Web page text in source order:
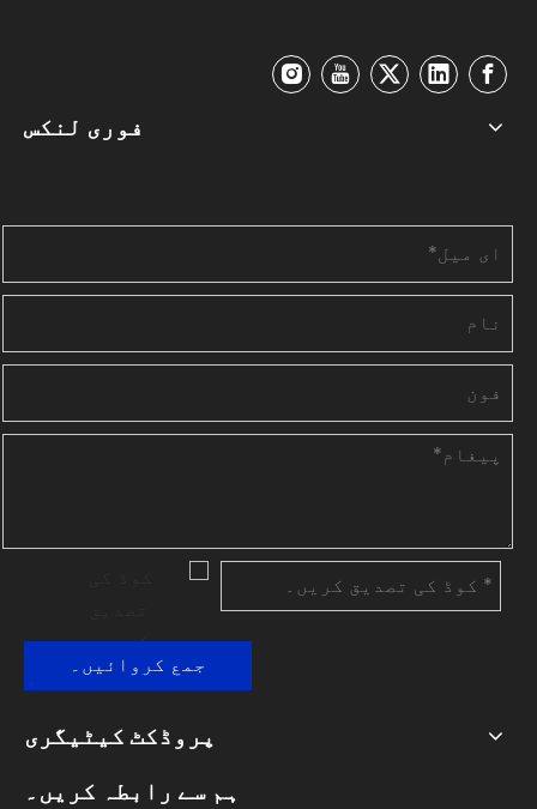
فوری لنکس
جمع کروائیں۔
پروڈکٹ کیٹیگری
ہم سے رابطہ کریں۔